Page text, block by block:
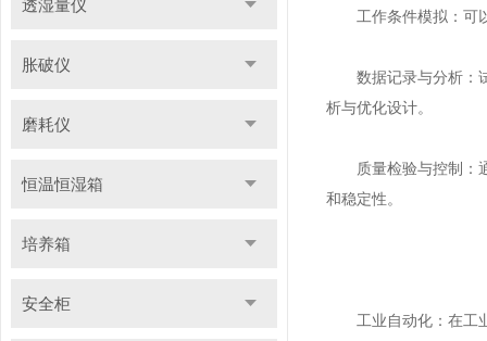
透湿量仪
胀破仪
磨耗仪
恒温恒湿箱
培养箱
安全柜
工作条件模拟：可以
数据记录与分析：试
析与优化设计。
质量检验与控制：通
和稳定性。
工业自动化：在工业